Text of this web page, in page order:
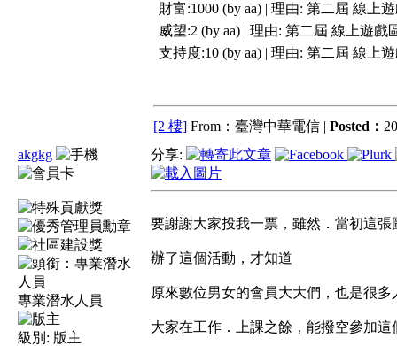
財富:1000 (by aa) | 理由: 第二屆 線上
威望:2 (by aa) | 理由: 第二屆 線上遊戲
支持度:10 (by aa) | 理由: 第二屆 線上
[2 樓] From：臺灣中華電信 | Posted：
akgkg
專業潛水人員
級別: 版主
分享:
要謝謝大家投我一票，雖然．當初這
辦了這個活動，才知道
原來數位男女的會員大大們，也是很
大家在工作．上課之餘，能撥空參加這